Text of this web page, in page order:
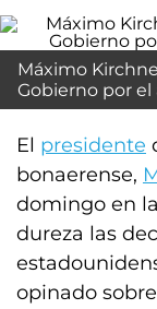
Máximo
Gobierno por
El presidente
bonaerense,
domingo en
dureza las
opinado